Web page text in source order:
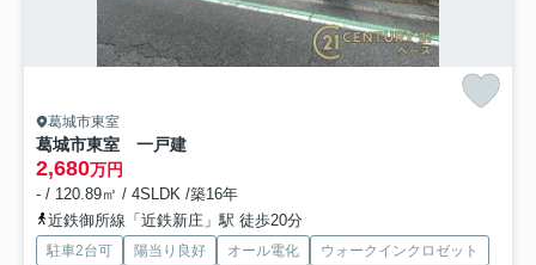
葛城市東室
葛城市東室 一戸建
2,680万円
- / 120.89㎡ / 4SLDK /築16年
近鉄御所線「近鉄新庄」駅 徒歩20分
駐車2台可 陽当り良好 オール電化
ウォークインクロゼット